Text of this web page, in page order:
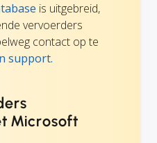
is uitgebreid,
vervoerders
contact op te
support.
Microsoft